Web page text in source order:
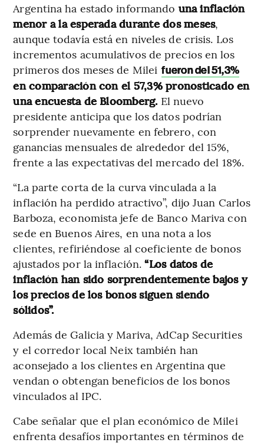
Argentina ha estado informando una inflación
menor a la esperada durante dos meses,
aunque todavía está en niveles de crisis. Los
incrementos acumulativos de precios en los
primeros dos meses de Milei fueron del 51,3%
en comparación con el 57,3% pronosticado en
una encuesta de Bloomberg. El nuevo
presidente anticipa que los datos podrían
sorprender nuevamente en febrero, con
ganancias mensuales de alrededor del 15%,
frente a las expectativas del mercado del 18%.
“La parte corta de la curva vinculada a la
inflación ha perdido atractivo”, dijo Juan Carlos
Barboza, economista jefe de Banco Mariva con
sede en Buenos Aires, en una nota a los
clientes, refiriéndose al coeficiente de bonos
ajustados por la inflación. “Los datos de
inflación han sido sorprendentemente bajos y
los precios de los bonos siguen siendo
sólidos”.
Además de Galicia y Mariva, AdCap Securities
y el corredor local Neix también han
aconsejado a los clientes en Argentina que
vendan o obtengan beneficios de los bonos
vinculados al IPC.
Cabe señalar que el plan económico de Milei
enfrenta desafíos importantes en términos de